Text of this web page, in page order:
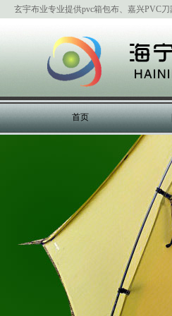
玄宇布业专业提供pvc箱包布、嘉兴PVC
首页 |